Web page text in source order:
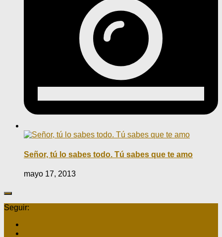
Señor, tú lo sabes todo. Tú sabes que te amo
mayo 17, 2013
Seguir: